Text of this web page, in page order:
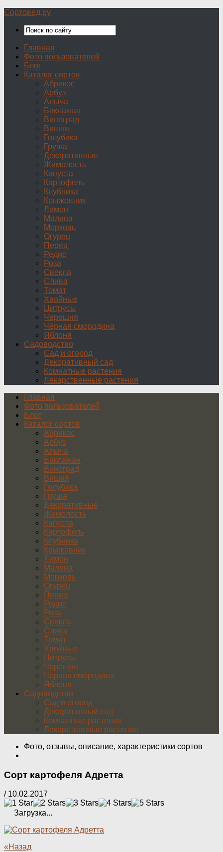
Сортовед.ру
Главная
Фото пользователей
Блог
Каталог сортов
Абрикос
Арбуз
Алыча
Баклажан
Виноград
Вишня
Голубика
Груша
Декоративные
Жимолость
Капуста
Картофель
Клубника
Крыжовник
Лимон
Малина
Морковь
Огурец
Перец
Редис
Роза
Свекла
Слива
Томат
Хвойные
Цитрусы
Черешня
Чёрная смородина
Яблоня
Садоводство
Сад и огород
Декоративный сад
Комнатные растения
Лекарственные растения
Главная
Фото пользователей
Блог
Каталог сортов
Абрикос
Арбуз
Алыча
Баклажан
Виноград
Вишня
Голубика
Груша
Декоративные
Жимолость
Капуста
Картофель
Клубника
Крыжовник
Лимон
Малина
Морковь
Огурец
Перец
Редис
Роза
Свекла
Слива
Томат
Хвойные
Цитрусы
Черешня
Чёрная смородина
Яблоня
Садоводство
Сад и огород
Декоративный сад
Комнатные растения
Лекарственные растения
Фото, отзывы, описание, характеристики сортов
Сорт картофеля Адретта
/ 10.02.2017
Загрузка...
«Назад